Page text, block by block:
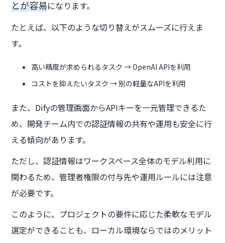
とが容易になります。
たとえば、以下のような切り替えがスムーズに行えま
す。
高い精度が求められるタスク → OpenAI APIを利用
コストを抑えたいタスク → 別の軽量なAPIを利用
また、Difyの管理画面からAPIキーを一元管理できるた
め、開発チーム内での認証情報の共有や運用も安全に行
える傾向があります。
ただし、認証情報はワークスペース全体のモデル利用に
関わるため、管理者権限の付与先や運用ルールには注意
が必要です。
このように、プロジェクトの要件に応じた柔軟なモデル
選定ができることも、ローカル環境ならではのメリット